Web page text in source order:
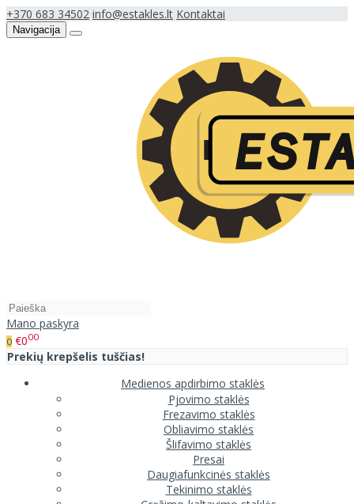
+370 683 34502 info@estakles.lt Kontaktai
Navigacija
Mano paskyra
0 €000
Prekių krepšelis tuščias!
Medienos apdirbimo staklės
Pjovimo staklės
Frezavimo staklės
Obliavimo staklės
Šlifavimo staklės
Presai
Daugiafunkcinės staklės
Tekinimo staklės